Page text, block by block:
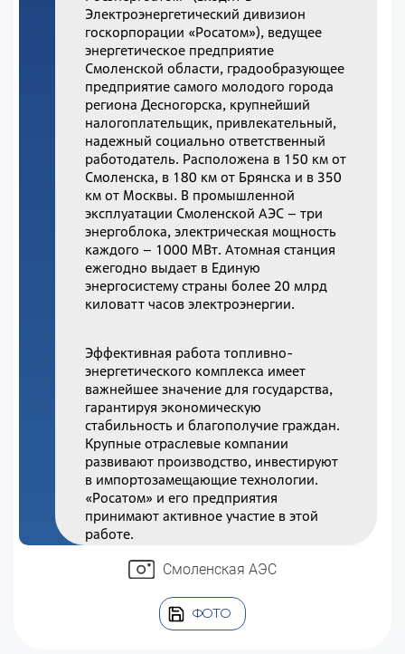
Электроэнергетический дивизион
госкорпорации «Росатом»), ведущее
энергетическое предприятие
Смоленской области, градообразующее
предприятие самого молодого города
региона Десногорска, крупнейший
налогоплательщик, привлекательный,
надежный социально ответственный
работодатель. Расположена в 150 км от
Смоленска, в 180 км от Брянска и в 350
км от Москвы. В промышленной
эксплуатации Смоленской АЭС – три
энергоблока, электрическая мощность
каждого – 1000 МВт. Атомная станция
ежегодно выдает в Единую
энергосистему страны более 20 млрд
киловатт часов электроэнергии.
Эффективная работа топливно-
энергетического комплекса имеет
важнейшее значение для государства,
гарантируя экономическую
стабильность и благополучие граждан.
Крупные отраслевые компании
развивают производство, инвестируют
в импортозамещающие технологии.
«Росатом» и его предприятия
принимают активное участие в этой
работе.
Смоленская АЭС
ФОТО